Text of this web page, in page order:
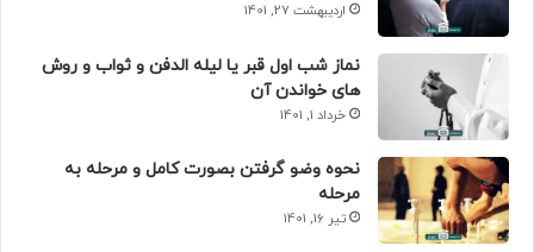
اردیبهشت 27, 1401
نماز شب اول قبر یا لیله الدفن و ثواب و روش
های خواندن آن
خرداد 1, 1401
نحوه وضو گرفتن بصورت کامل و مرحله به
مرحله
تیر 16, 1401